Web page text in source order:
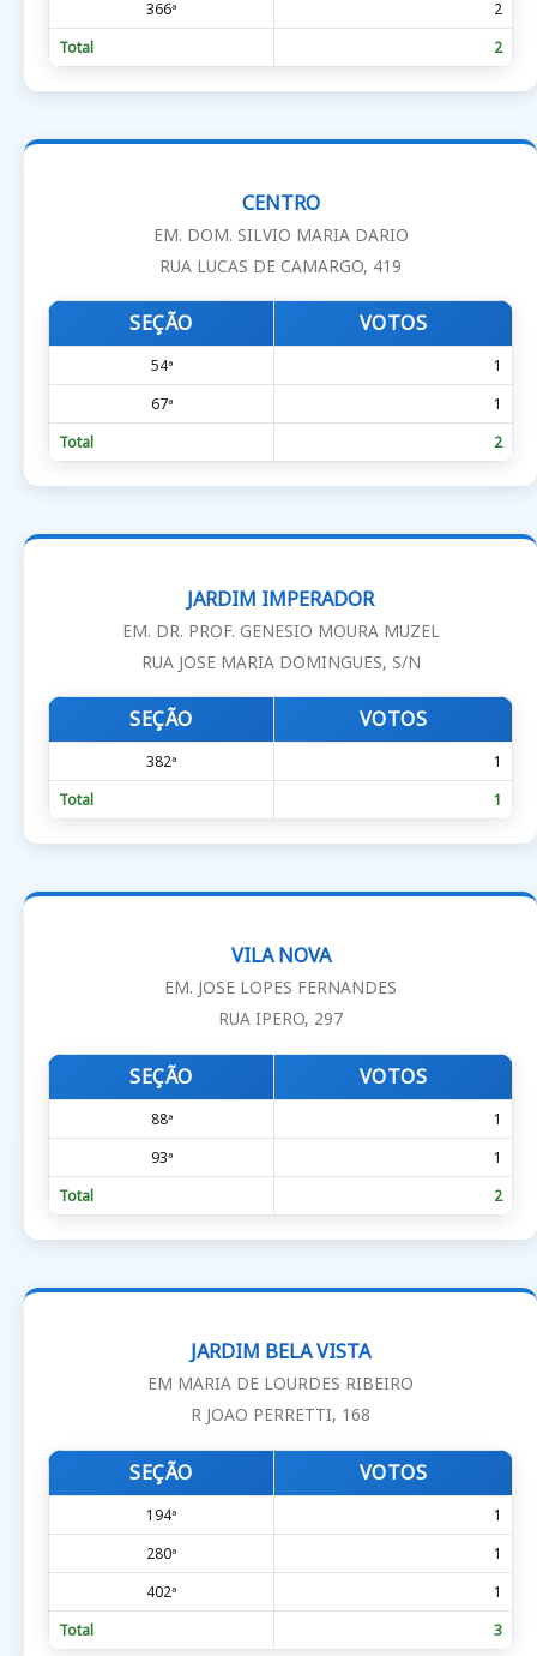
366ª
2
Total
2
CENTRO
EM. DOM. SILVIO MARIA DARIO
RUA LUCAS DE CAMARGO, 419
SEÇÃO VOTOS
54ª
1
67ª
1
Total
2
JARDIM IMPERADOR
EM. DR. PROF. GENESIO MOURA MUZEL
RUA JOSE MARIA DOMINGUES, S/N
SEÇÃO VOTOS
382ª
1
Total
1
VILA NOVA
EM. JOSE LOPES FERNANDES
RUA IPERO, 297
SEÇÃO VOTOS
88ª
1
93ª
1
Total
2
JARDIM BELA VISTA
EM MARIA DE LOURDES RIBEIRO
R JOAO PERRETTI, 168
SEÇÃO VOTOS
194ª
1
280ª
1
402ª
1
Total
3